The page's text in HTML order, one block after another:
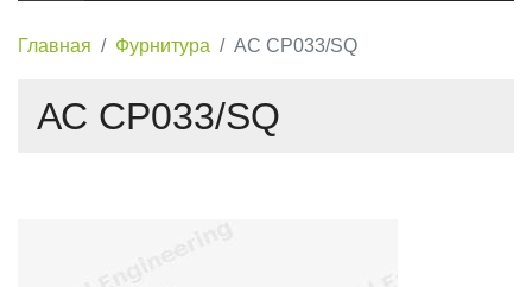
Главная Фурнитура АС СР033/SQ
АС СР033/SQ